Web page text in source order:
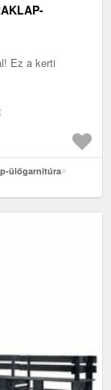
Ez a kerti
ülőgarnitúra